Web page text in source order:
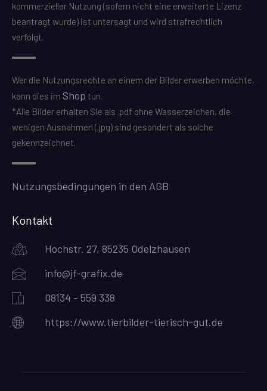
kommerzieller Nutzung (sofern nicht eine erweiterte Lizenz
beantragt wurde) ist untersagt und wird strafrechtlich
verfolgt.
Wer die Nutzungsrechte an einem der Bilder erwerben möchte,
kann dies im Shop tun.
*Alle Bilder erhalten Sie als .pdf ohne Wasserzeichen, die
wenigen Ausnahmen (.jpg) sind gesondert als solche
gekennzeichnet.
Nutzungsbedingungen in den AGB
Kontakt
Hochstr. 27, 85235 Odelzhausen
info@jf-grafix.de
08134 - 559 338
https://www.tierbilder-tierisch-gut.de